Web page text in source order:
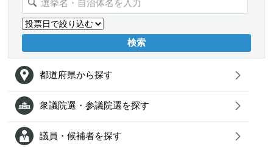
都道府県から探す
衆議院選・参議院選を探す
議員・候補者を探す